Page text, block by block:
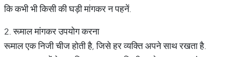
कि कभी भी किसी की घड़ी मांगकर न पहनें.
2. रूमाल मांगकर उपयोग करना
रूमाल एक निजी चीज होती है, जिसे हर व्यक्ति अपने साथ रखता है.